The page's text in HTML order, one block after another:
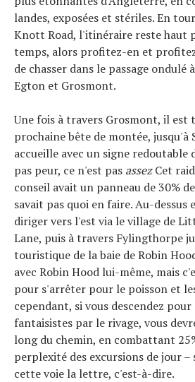
landes, exposées et stériles. En
Knott Road, l'itinéraire reste haut
temps, alors profitez-en et profitez
de chasser dans le passage ondulé
Egton et Grosmont.
Une fois à travers Grosmont, il est
prochaine bête de montée, jusqu'à
accueille avec un signe redoutable
pas peur, ce n'est pas assezCet
conseil avait un panneau de 30%
savait pas quoi en faire. Au-dessus
diriger vers l'est via le village de
Lane, puis à travers Fylingthorpe
touristique de la baie de Robin
avec Robin Hood lui-même, mais
pour s'arrêter pour le poisson et
cependant, si vous descendez
fantaisistes par le rivage, vous
long du chemin, en combattant
perplexité des excursions de jour –
cette voie la lettre, c'est-à-dire.